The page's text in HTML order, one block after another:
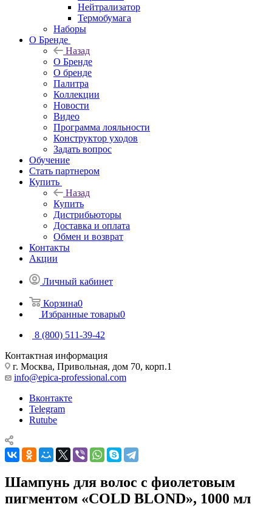
Нейтрализатор
Термобумага
Наборы
О Бренде
Назад
О Бренде
О бренде
Палитра
Коллекции
Новости
Видео
Программа лояльности
Конструктор уходов
Задать вопрос
Обучение
Стать партнером
Купить
Назад
Купить
Дистрибьюторы
Доставка и оплата
Обмен и возврат
Контакты
Акции
Личный кабинет
Корзина0
Избранные товары0
8 (800) 511-39-42
Контактная информация
г. Москва, Привольная, дом 70, корп.1
info@epica-professional.com
Вконтакте
Telegram
Rutube
Шампунь для волос с фиолетовым
пигментом «COLD BLOND», 1000 мл